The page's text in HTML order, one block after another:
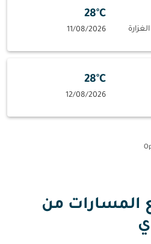
28°C
11/08/2026
28°C
12/08/2026
من